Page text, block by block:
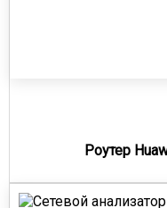
Роутер